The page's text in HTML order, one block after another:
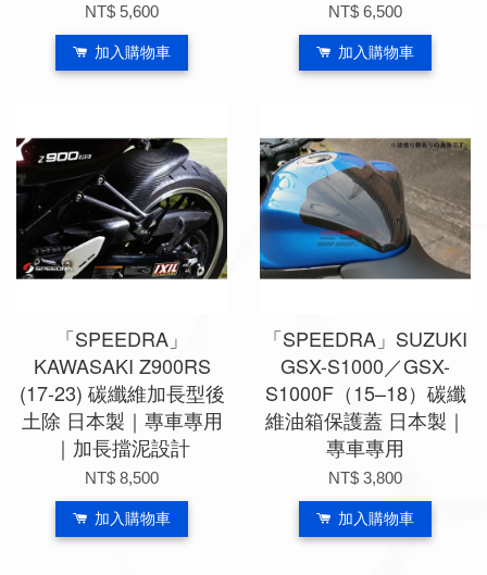
NT$ 5,600
加入購物車
NT$ 6,500
加入購物車
「SPEEDRA」
KAWASAKI Z900RS
(17-23) 碳纖維加長型後
土除 日本製｜專車專用
｜加長擋泥設計
NT$ 8,500
加入購物車
「SPEEDRA」SUZUKI
GSX-S1000／GSX-
S1000F（15–18）碳纖
維油箱保護蓋 日本製｜
專車專用
NT$ 3,800
加入購物車